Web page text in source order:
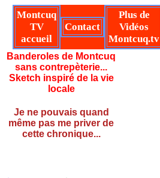
Montcuq
TV
accueil
Contact
Plus de
Vidéos
Montcuq.tv
Banderoles de Montcuq
sans contrepèterie...
Sketch inspiré de la vie
locale
Je ne pouvais quand
même pas me priver de
cette chronique...